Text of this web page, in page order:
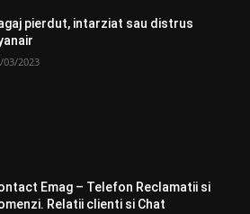
pierdut, intarziat sau distrus
03/2023
Emag – Telefon Reclamatii si
Relatii clienti si Chat